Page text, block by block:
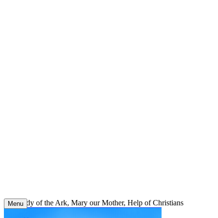
Our Lady of the Ark, Mary our Mother, Help of Christians
Menu